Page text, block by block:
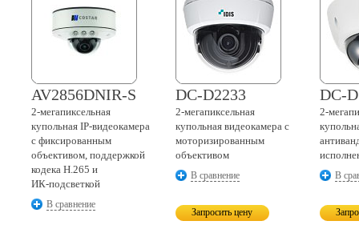
AV2856DNIR-S
2-мегапиксельная
купольная IP-видеокамера
с фиксированным
объективом, поддержкой
кодека H.265 и
ИК-подсветкой
В сравнение
DC-D2233
2-мегапиксельная
купольная видеокамера c
моторизированным
объективом
В сравнение
Запросить цену
DC-
2-
В